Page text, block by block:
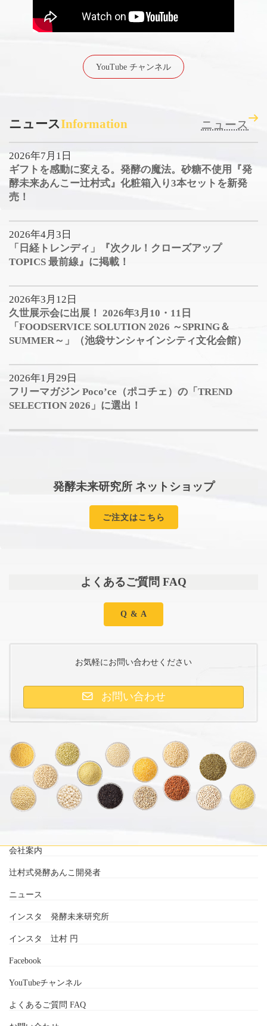
YouTube チャンネル
ニュースInformation ニュース
2026年7月1日
ギフトを感動に変える。発酵の魔法。砂糖不使用『発
酵未来あんこー辻村式』化粧箱入り3本セットを新発
売！
2026年4月3日
「日経トレンディ」『次クル！クローズアップ
TOPICS 最前線』に掲載！
2026年3月12日
久世展示会に出展！ 2026年3月10・11日
「FOODSERVICE SOLUTION 2026 ～SPRING＆
SUMMER～」（池袋サンシャインシティ文化会館）
2026年1月29日
フリーマガジン Poco’ce（ポコチェ）の「TREND
SELECTION 2026」に選出！
発酵未来研究所 ネットショップ
ご注文はこちら
よくあるご質問 FAQ
Q & A
お気軽にお問い合わせください
お問い合わせ
会社案内
辻村式発酵あんこ開発者
ニュース
インスタ 発酵未来研究所
インスタ 辻村 円
Facebook
YouTubeチャンネル
よくあるご質問 FAQ